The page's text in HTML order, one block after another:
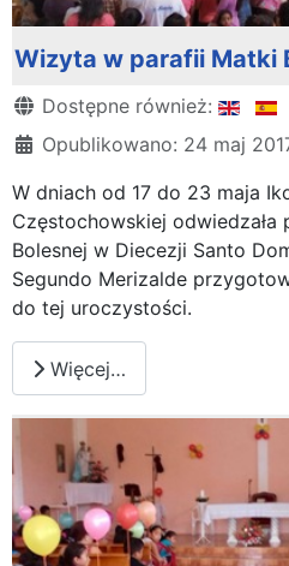
Wizyta w parafii Matki
Szczegóły
Dostępne również:
Opublikowano: 24 maj
W dniach od 17 do 23 maja
Częstochowskiej odwiedzała
Bolesnej w Diecezji Santo
Segundo Merizalde
do tej uroczystości.
Więcej…